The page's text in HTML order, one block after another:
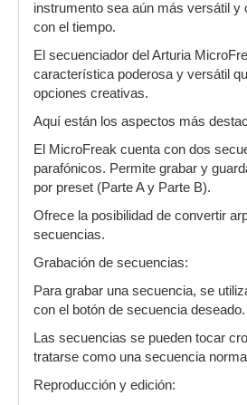
instrumento sea aún más versátil y
con el tiempo.
El secuenciador del Arturia
característica poderosa y versátil
opciones creativas.
Aquí están los aspectos más
El MicroFreak cuenta con dos
parafónicos. Permite grabar y
por preset (Parte A y Parte B).
Ofrece la posibilidad de convertir
secuencias.
Grabación de secuencias:
Para grabar una secuencia, se
con el botón de secuencia deseado.
Las secuencias se pueden tocar
tratarse como una secuencia
Reproducción y edición: